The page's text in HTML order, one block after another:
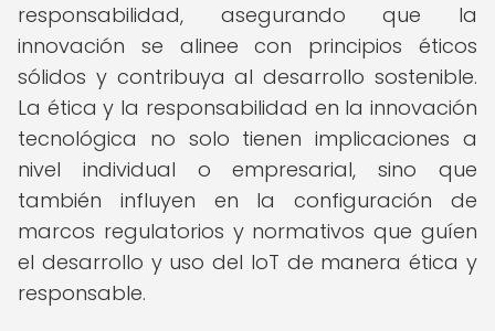
responsabilidad, asegurando que la
innovación se alinee con principios éticos
sólidos y contribuya al desarrollo sostenible.
La ética y la responsabilidad en la innovación
tecnológica no solo tienen implicaciones a
nivel individual o empresarial, sino que
también influyen en la configuración de
marcos regulatorios y normativos que guíen
el desarrollo y uso del IoT de manera ética y
responsable.